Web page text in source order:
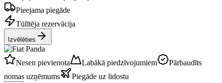
Pieejama piegāde
Tūlītēja rezervācija
Izvēlēties
Nesen pievienota Labākā piedzīvojumiem
Pārbaudīts
nomas uzņēmums
Piegāde uz lidostu